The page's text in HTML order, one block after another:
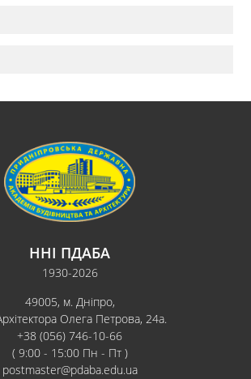
ННІ ПДАБА
1930-2026
49005, м. Дніпро,
Олега Петрова, 24а.
+38 (056) 746-10-66
( 9:00 - 15:00 Пн - Пт )
postmaster@pdaba.edu.ua